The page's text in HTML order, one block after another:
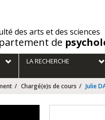
des arts et des sciences
de
LA RECHERCHE
Chargé(e)s de cours Julie